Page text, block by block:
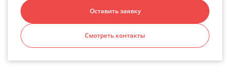
Оставить заявку
Смотреть контакты